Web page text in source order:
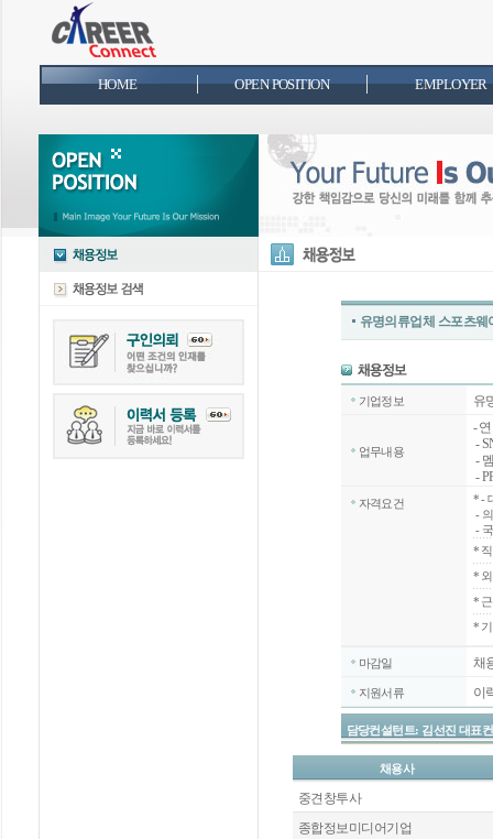
HOME OPEN POSITION EMPLOYER
유명의류업체 스포츠
기업정보 유
업무내용
-
-
-
-
자격요건 *-
-
-
*
*
*
*
마감일 채
지원서류 이
담당컨설턴트: 김선진 대표
채용사
중견창투사
종합정보미디어기업